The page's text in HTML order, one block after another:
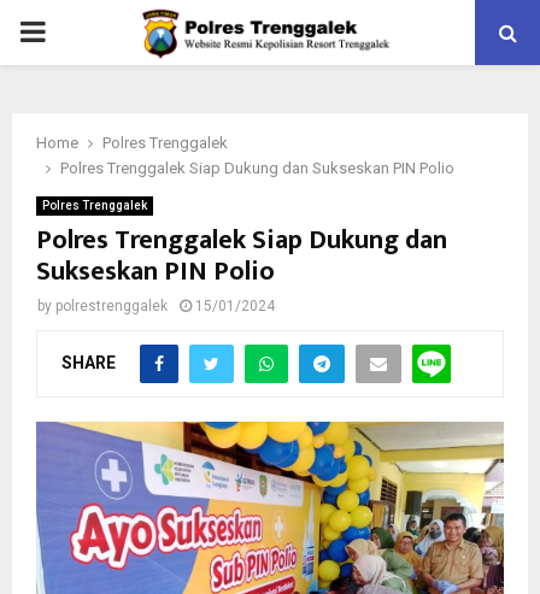
PRIMARY
Home
Polres Trenggalek
Polres Trenggalek Siap Dukung dan Sukseskan PIN Polio
Polres Trenggalek
Polres Trenggalek Siap Dukung dan
Sukseskan PIN Polio
by polrestrenggalek 15/01/2024
SHARE